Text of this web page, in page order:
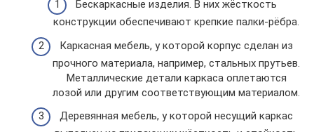
Бескаркасные изделия. В них жёсткость
конструкции обеспечивают крепкие палки-рёбра.
Каркасная мебель, у которой корпус сделан из
прочного материала, например, стальных прутьев.
Металлические детали каркаса оплетаются
лозой или другим соответствующим материалом.
Деревянная мебель, у которой несущий каркас